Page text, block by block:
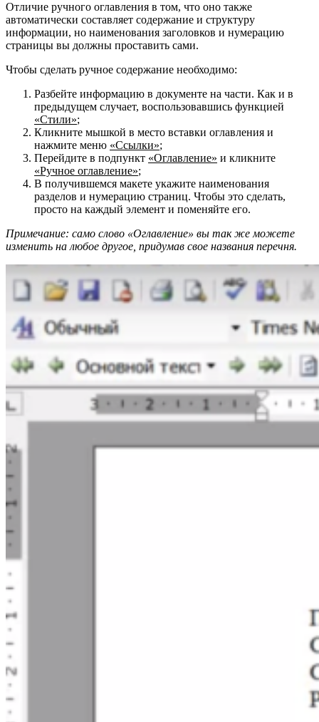
Отличие ручного оглавления в том, что оно также
автоматически составляет содержание и структуру
информации, но наименования заголовков и нумерацию
страницы вы должны проставить сами.
Чтобы сделать ручное содержание необходимо:
Разбейте информацию в документе на части. Как и в
предыдущем случает, воспользовавшись функцией
«Стили»;
Кликните мышкой в место вставки оглавления и
нажмите меню «Ссылки»;
Перейдите в подпункт «Оглавление» и кликните
«Ручное оглавление»;
В получившемся макете укажите наименования
разделов и нумерацию страниц. Чтобы это сделать,
просто на каждый элемент и поменяйте его.
Примечание: само слово «Оглавление» вы так же можете
изменить на любое другое, придумав свое названия перечня.